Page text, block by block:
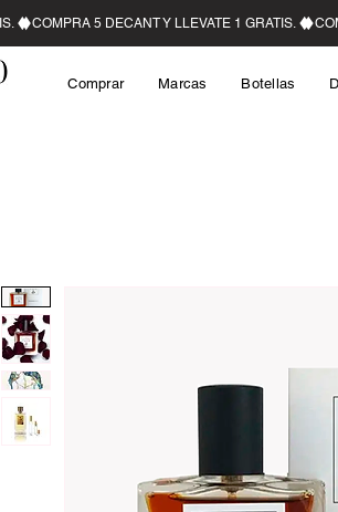
Comprar Marcas Botellas